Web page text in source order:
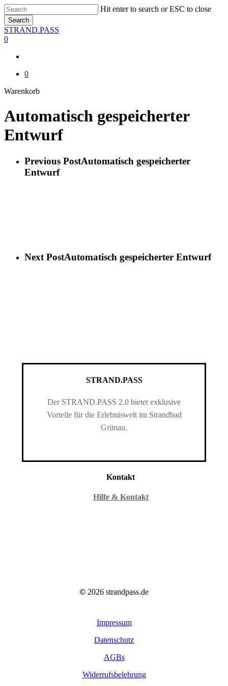
Skip
to
main
content
Hit enter to search or ESC to close
Search
Close
Search
STRAND.PASS
0
0
WarenkorbClose
Automatisch gespeicherter
Entwurf
Previous PostAutomatisch gespeicherter
Entwurf
Next PostAutomatisch gespeicherter Entwurf
STRAND.PASS
Der STRAND.PASS 2.0 bietet exklusive
Vorteile für die Erlebniswelt im Strandbad
Grünau.
Kontakt
Hilfe & Kontakt
© 2026 strandpass.de
Impressum
Datenschutz
AGBs
Widerrufsbelehrung